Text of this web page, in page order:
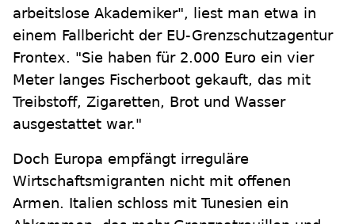
arbeitslose Akademiker", liest man etwa in
einem Fallbericht der EU-Grenzschutzagentur
Frontex. "Sie haben für 2.000 Euro ein vier
Meter langes Fischerboot gekauft, das mit
Treibstoff, Zigaretten, Brot und Wasser
ausgestattet war."
Doch Europa empfängt irreguläre
Wirtschaftsmigranten nicht mit offenen
Armen. Italien schloss mit Tunesien ein